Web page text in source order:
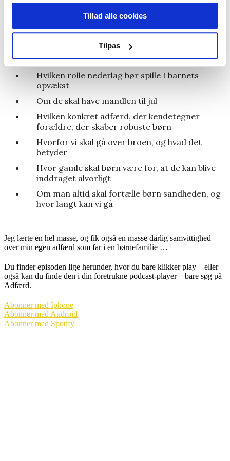
Tillad alle cookies
Tilpas
ansvarlige og robuste
Om de 4 forskellige familietyper – og hvilken en,
der er den bedste
Om man skal rette på børns fejl
Hvilken rolle nederlag bør spille I barnets
opvækst
Om de skal have mandlen til jul
Hvilken konkret adfærd, der kendetegner
forældre, der skaber robuste børn
Hvorfor vi skal gå over broen, og hvad det
betyder
Hvor gamle skal børn være for, at de kan blive
inddraget alvorligt
Om man altid skal fortælle børn sandheden, og
hvor langt kan vi gå
Jeg lærte en hel masse, og fik også en masse dårlig samvittighed
over min egen adfærd som far i en børnefamilie …
Du finder episoden lige herunder, hvor du bare klikker play – eller
også kan du finde den i din foretrukne podcast-player – bare søg på
Adfærd.
Abonner med Iphone
Abonner med Android
Abonner med Spotify